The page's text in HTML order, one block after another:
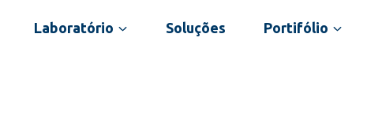
Laboratório Soluções Portifólio